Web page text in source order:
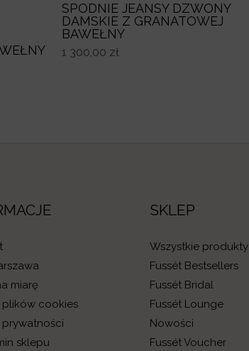
SPODNIE JEANSY DZWONY
DAMSKIE Z GRANATOWEJ
BAWEŁNY
1 300,00 zł
miarę
plików cookies
prywatności
sklepu
SKLEP
Wszystkie produkty
Fussét Bestsellers
Fussét Bridal
Fussét Lounge
Nowości
Fussét Voucher